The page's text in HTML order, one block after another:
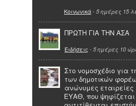
Κοινωνικά- 5 ημέρες 15
ΠΡΩΤΗ ΓΙΑ ΤΗΝ ΑΣΑ
Ειδήσεις - 5 ημέρες 10
Στο νομοσχέδιο για
των δημοτικών
ανώνυμες
ΕΥΑΘ, που